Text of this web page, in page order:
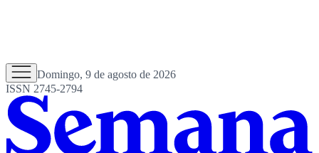
Domingo, 9 de agosto de 2026
ISSN 2745-2794